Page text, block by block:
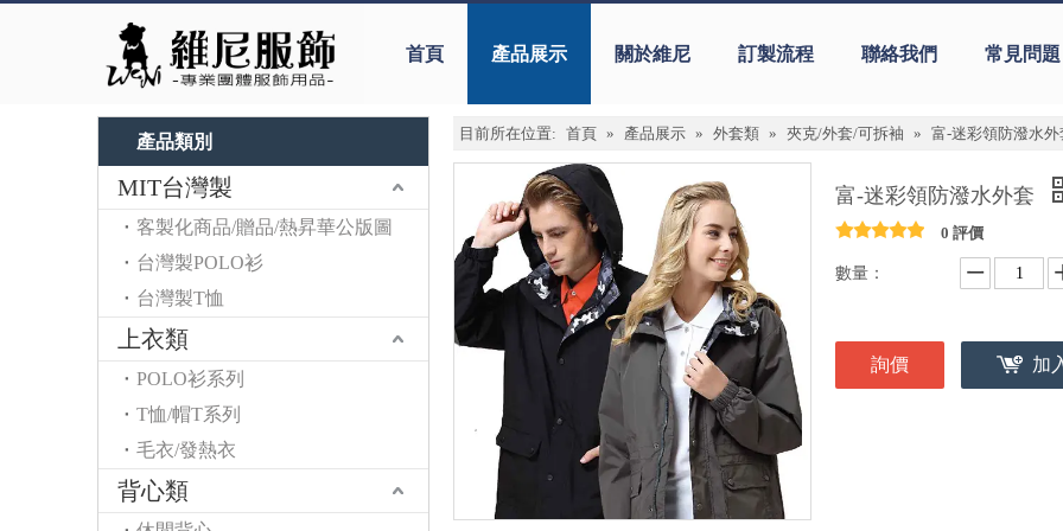
首頁 產品展示 關於維尼 訂製流程 聯絡我們 常見問題
產品類別
MIT台灣製
客製化商品/贈品/熱昇華公版圖
台灣製POLO衫
台灣製T恤
上衣類
POLO衫系列
T恤/帽T系列
毛衣/發熱衣
背心類
目前所在位置: 首頁 » 產品展示 » 外套類 » 夾克/外套/可拆袖 » 富-迷彩領防潑水外
富-迷彩領防潑水外套
0 評價
數量：
詢價 加